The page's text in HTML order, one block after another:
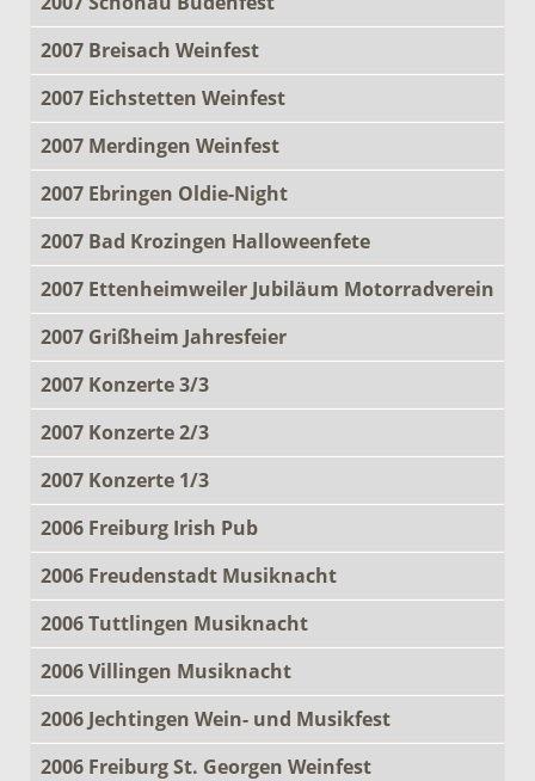
2007 Breisach Weinfest
2007 Eichstetten Weinfest
2007 Merdingen Weinfest
2007 Ebringen Oldie-Night
2007 Bad Krozingen Halloweenfete
2007 Ettenheimweiler Jubiläum Motorradverein
2007 Grißheim Jahresfeier
2007 Konzerte 3/3
2007 Konzerte 2/3
2007 Konzerte 1/3
2006 Freiburg Irish Pub
2006 Freudenstadt Musiknacht
2006 Tuttlingen Musiknacht
2006 Villingen Musiknacht
2006 Jechtingen Wein- und Musikfest
2006 Freiburg St. Georgen Weinfest